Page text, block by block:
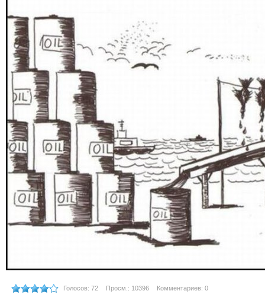
Голосов: 72 Просм.: 10396 Комментариев: 0